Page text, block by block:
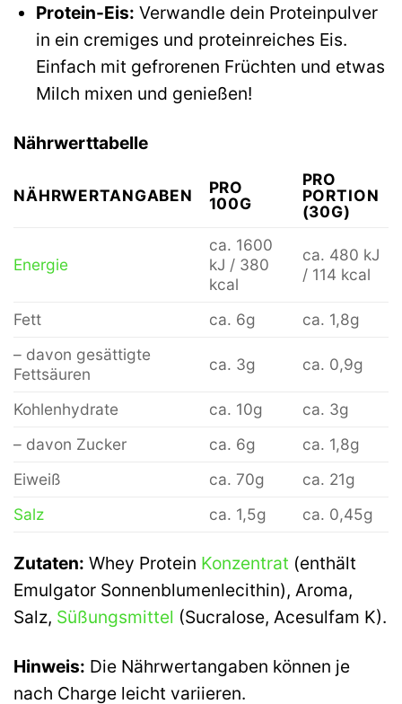
Protein-Eis: Verwandle dein Proteinpulver
in ein cremiges und proteinreiches Eis.
Einfach mit gefrorenen Früchten und etwas
Milch mixen und genießen!
Nährwerttabelle
NÄHRWERTANGABEN
PRO
100G
PRO
PORTION
(30G)
Energie
ca. 1600
kJ / 380
kcal
ca. 480 kJ
/ 114 kcal
Fett ca. 6g
ca. 1,8g
– davon gesättigte
Fettsäuren
ca. 3g ca. 0,9g
Kohlenhydrate ca. 10g
ca. 3g
– davon Zucker
ca. 6g
ca. 1,8g
Eiweiß
ca. 70g
ca. 21g
Salz
ca. 1,5g ca. 0,45g
Zutaten: Whey Protein Konzentrat (enthält
Emulgator Sonnenblumenlecithin), Aroma,
Salz, Süßungsmittel (Sucralose, Acesulfam K).
Hinweis: Die Nährwertangaben können je
nach Charge leicht variieren.